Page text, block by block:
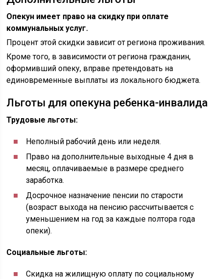
Опекун имеет право на скидку при оплате
коммунальных услуг.
Процент этой скидки зависит от региона проживания.
Кроме того, в зависимости от региона гражданин,
оформивший опеку, вправе претендовать на
единовременные выплаты из локального бюджета.
Льготы для опекуна ребенка-инвалида
Трудовые льготы:
Неполный рабочий день или неделя.
Право на дополнительные выходные 4 дня в
месяц, оплачиваемые в размере среднего
заработка.
Досрочное назначение пенсии по старости
(возраст выхода на пенсию рассчитывается с
уменьшением на год за каждые полтора года
опеки).
Социальные льготы:
Скидка на жилищную оплату по социальному